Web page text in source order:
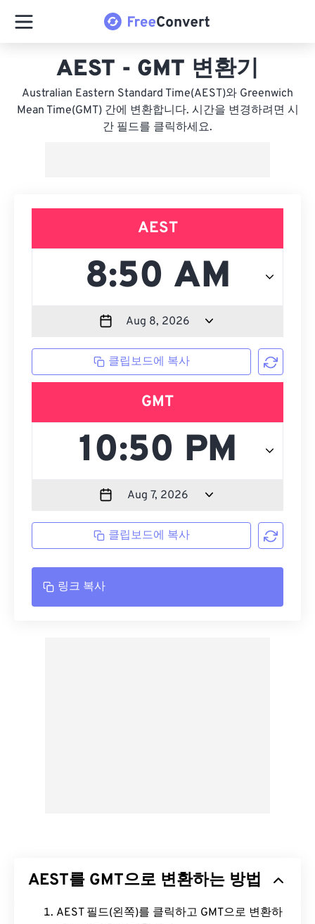
AEST - GMT 변환기
Australian Eastern Standard Time(AEST)와 Greenwich
Mean Time(GMT) 간에 변환합니다. 시간을 변경하려면 시
간 필드를 클릭하세요.
AEST
클립보드에 복사
GMT
클립보드에 복사
링크 복사
AEST를 GMT으로 변환하는 방법
AEST 필드(왼쪽)를 클릭하고 GMT으로 변환하